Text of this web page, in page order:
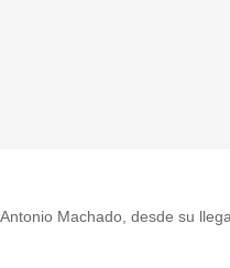
Machado, desde su